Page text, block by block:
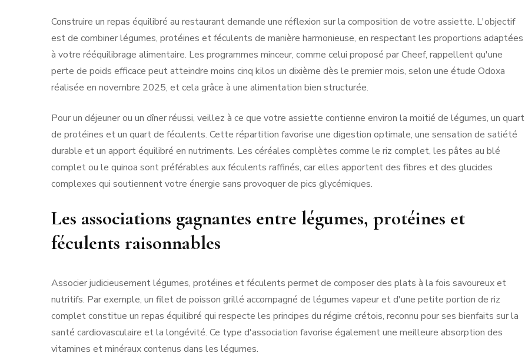
Construire un repas équilibré au restaurant demande une réflexion sur la composition de votre assiette. L'objectif
est de combiner légumes, protéines et féculents de manière harmonieuse, en respectant les proportions adaptées
à votre rééquilibrage alimentaire. Les programmes minceur, comme celui proposé par Cheef, rappellent qu'une
perte de poids efficace peut atteindre moins cinq kilos un dixième dès le premier mois, selon une étude Odoxa
réalisée en novembre 2025, et cela grâce à une alimentation bien structurée.
Pour un déjeuner ou un dîner réussi, veillez à ce que votre assiette contienne environ la moitié de légumes, un quart
de protéines et un quart de féculents. Cette répartition favorise une digestion optimale, une sensation de satiété
durable et un apport équilibré en nutriments. Les céréales complètes comme le riz complet, les pâtes au blé
complet ou le quinoa sont préférables aux féculents raffinés, car elles apportent des fibres et des glucides
complexes qui soutiennent votre énergie sans provoquer de pics glycémiques.
Les associations gagnantes entre légumes, protéines et
féculents raisonnables
Associer judicieusement légumes, protéines et féculents permet de composer des plats à la fois savoureux et
nutritifs. Par exemple, un filet de poisson grillé accompagné de légumes vapeur et d'une petite portion de riz
complet constitue un repas équilibré qui respecte les principes du régime crétois, reconnu pour ses bienfaits sur la
santé cardiovasculaire et la longévité. Ce type d'association favorise également une meilleure absorption des
vitamines et minéraux contenus dans les légumes.